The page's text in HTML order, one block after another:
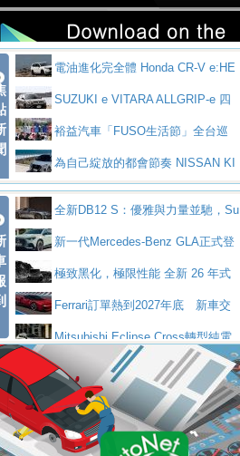
電油進化完全體 Honda CR-V e:HE
V PrestigeSUZUKI e VITARA ALLGRIP-e 四
驅精神的純電新詮釋
裕益汽車「FUSO生活節」全台巡
迴 結合生活體驗、交通安全與購車優惠
為自己綻放的都會節奏 NISSAN KI
CKS SAKURA為品味獨具層峰買家打造的頂級座
駕，MAZDA CX-90 33T AWD Premium Ca
ptain Seat
EV
技的座駕! Ford Territory中型油電休旅
SO Super Great今日在台登場，結合先進安
全輔助科技
ntis四品牌經銷權，全新多品牌旗艦展示中
心開幕啟用
屏東特搜大隊再添新利器 SITRAK
救助器材車買氣不衰、SUZUKI經銷商勇於開啟
全新大店，新北都鈴木占地500坪土城旗艦
展示中心開幕
2025第七屆ISUZU運轉職人挑戰賽
熱血登場 展現極致車技與專業職人精神
H2GP世界總決賽圓滿落幕 台灣團
全新DB12 S：優雅與力量並馳，Su
per Tourer的顛峰之作
新一代Mercedes-Benz GLA正式登
場 續航最高657公里、支援320kW快充
極致黑化，極限性能 全新 26 年式
DEFENDER OCTA BLACK 限量登台
Ferrari訂單熱到2027年底 新車交
付至少得等一年以上
Mitsubishi Eclipse Cross轉型純電
休旅 87kWh電池續航超過600公里
全新BMW 318i Touring豪華旅行車
全台限量200台 進化現型
不等零關稅的紅利，Jeep品牌今日
起展開首批車交車
Volvo EX60 即將叩關，靜肅性、底